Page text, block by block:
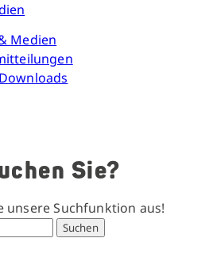
Medien
Sie?
unsere Suchfunktion aus!
Suchen